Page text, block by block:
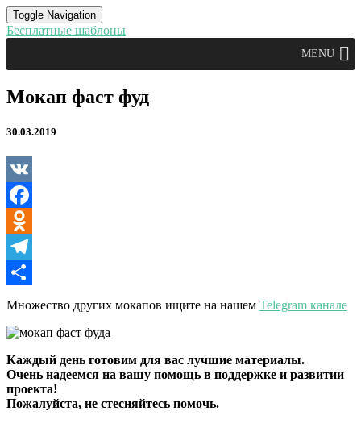
Toggle Navigation
Бесплатные шаблоны
MENU
Мокап
фаст
Мокап фаст фуд
30.03.2019
VK
Facebook
Odnoklassniki
Telegram
Отправить
Множество других мокапов ищите на нашем Telegram канале
Каждый день готовим для вас лучшие материалы.
Очень надеемся на вашу помощь в поддержке и развитии
проекта!
Пожалуйста, не стесняйтесь помочь.